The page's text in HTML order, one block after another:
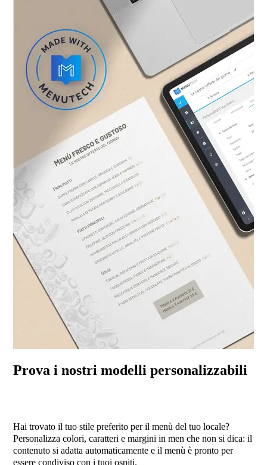
Prova i nostri modelli personalizzabili
Hai trovato il tuo stile preferito per il menù del tuo locale?
Personalizza colori, caratteri e margini in men che non si dica: il
contenuto si adatta automaticamente e il menù è pronto per
essere condiviso con i tuoi ospiti.